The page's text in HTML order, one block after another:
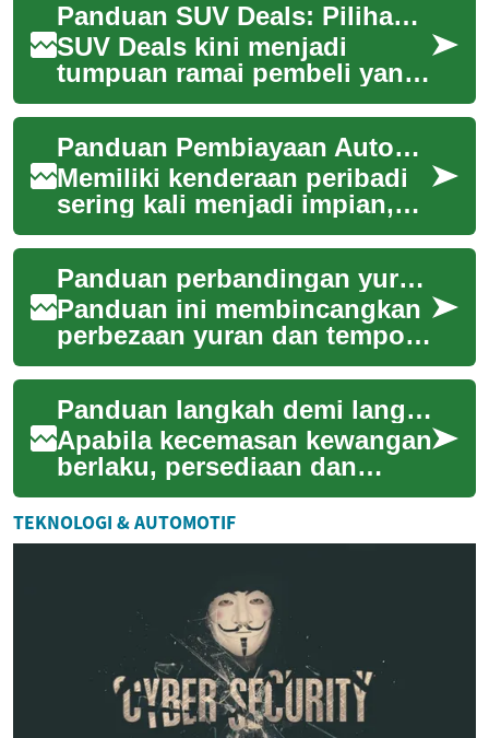
Panduan SUV Deals: Pilihan Terbaik untuk Family Car
SUV Deals kini menjadi
tumpuan ramai pembeli yang
mencari vehicle serba boleh
— sesuai untuk keluarga,
perjalanan jau...
Panduan Pembiayaan Automotif Global
Memiliki kenderaan peribadi
sering kali menjadi impian,
namun proses pembiayaan
kenderaan boleh menjadi
rumit. Pandua...
Panduan perbandingan yuran dan tempoh bagi produk kredit
Panduan ini membincangkan
perbezaan yuran dan tempoh
bagi produk kredit, memberi
gambaran praktikal tentang
bagaimana...
Panduan langkah demi langkah untuk mendapatkan pembiayaan kecemasan tanpa komplikasi
Apabila kecemasan kewangan
berlaku, persediaan dan
keputusan yang cepat namun
teratur membantu
mengurangkan tekanan. ...
TEKNOLOGI & AUTOMOTIF